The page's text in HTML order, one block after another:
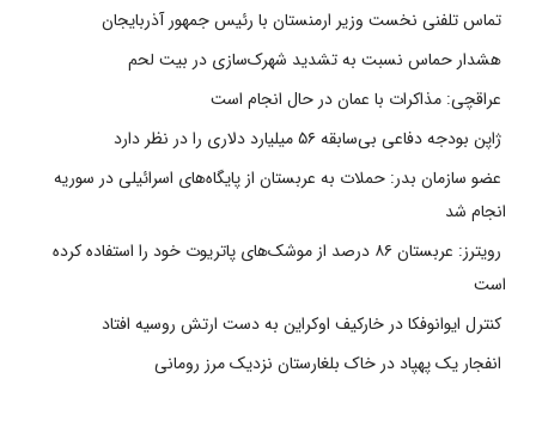
تماس تلفنی نخست وزیر ارمنستان با رئیس جمهور آذربایجان
هشدار حماس نسبت به تشدید شهرک‌سازی در بیت‌ لحم
عراقچی: مذاکرات با عمان در حال انجام است
ژاپن بودجه دفاعی بی‌سابقه ۵۶ میلیارد دلاری را در نظر دارد
عضو سازمان بدر: حملات به عربستان از پایگاه‌های اسرائیلی در سوریه
انجام شد
رویترز: عربستان ۸۶ درصد از موشک‌های پاتریوت خود را استفاده کرده
است
کنترل ایوانوفکا در خارکیف اوکراین به دست ارتش روسیه افتاد
انفجار یک پهپاد در خاک بلغارستان نزدیک مرز رومانی